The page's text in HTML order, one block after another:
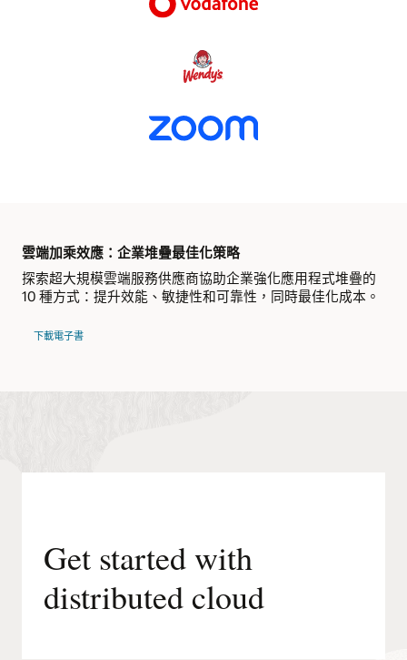
雲端加乘效應：企業堆疊最佳化策略
探索超大規模雲端服務供應商協助企業強化應用程式堆疊的
10 種方式：提升效能、敏捷性和可靠性，同時最佳化成本。
下載電子書
Get started with
distributed cloud